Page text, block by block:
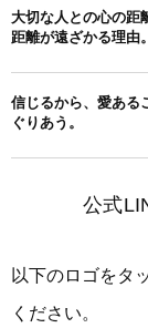
大切な人との心の距
距離が遠ざかる理由。
信じるから、愛ある
ぐりあう。
公式
以下のロゴをタ
ください。